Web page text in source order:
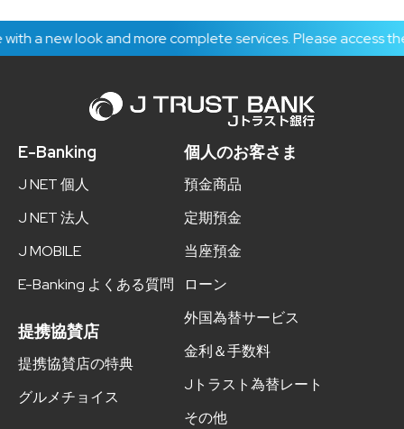
and more complete services. Please access the E-
E-Banking
J NET 個人
J NET 法人
J MOBILE
E-Banking よくある質問
提携協賛店
提携協賛店の特典
グルメチョイス
個人のお客さま
預金商品
定期預金
当座預金
ローン
外国為替サービス
金利＆手数料
Jトラスト為替レート
その他